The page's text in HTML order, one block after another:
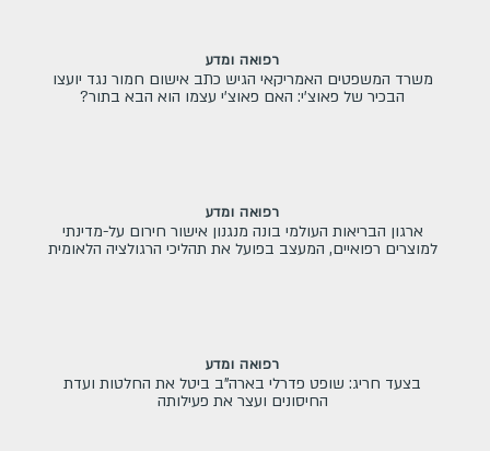
רפואה ומדע
משרד המשפטים האמריקאי הגיש כתב אישום חמור נגד יועצו
הבכיר של פאוצ'י: האם פאוצ'י עצמו הוא הבא בתור?
רפואה ומדע
ארגון הבריאות העולמי בונה מנגנון אישור חירום על-מדינתי
למוצרים רפואיים, המעצב בפועל את תהליכי הרגולציה הלאומית
רפואה ומדע
בצעד חריג: שופט פדרלי בארה"ב ביטל את החלטות ועדת
החיסונים ועצר את פעילותה